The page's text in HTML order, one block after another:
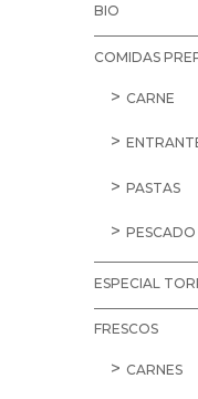
BIO
COMIDAS
CARNE
PASTAS
PESCADO
ESPECIAL
FRESCOS
CARNES